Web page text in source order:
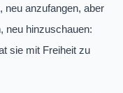
neu anzufangen, aber
neu hinzuschauen:
sie mit Freiheit zu